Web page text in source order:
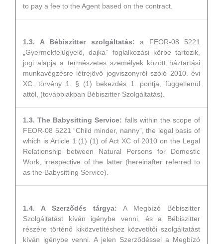
to pay a fee to the Agent based on the contract.
1.3. A Bébiszitter szolgáltatás: a FEOR-08 5221
„Gyermekfelügyelő, dajka” foglalkozási körbe tartozik,
jogi alapja a természetes személyek között háztartási
munkavégzésre létrejövő jogviszonyról szóló 2010. évi
XC. törvény 1. § (1) bekezdés 1. pontja, függetlenül
attól, (továbbiakban Bébiszitter Szolgáltatás).
1.3. The Babysitting Service: falls within the scope of
FEOR-08 5221 “Child minder, nanny”, the legal basis of
which is Article 1 (1) (1) of Act XC of 2010 on the Legal
Relationship between Natural Persons for Domestic
Work, irrespective of the latter (hereinafter referred to
as the Babysitting Service).
1.4. A Szerződés tárgya:A Megbízó Bébiszitter
Szolgáltatást kíván igénybe venni, és a Bébiszitter
részére történő kiközvetítéshez közvetítői szolgáltatást
kíván igénybe venni. A jelen Szerződéssel a Megbízó